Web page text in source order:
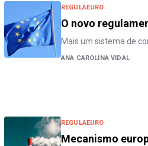
REGULAEURO
O novo
Mais um sistema de
ANA CAROLINA VIDAL
REGULAEURO
Mecanismo